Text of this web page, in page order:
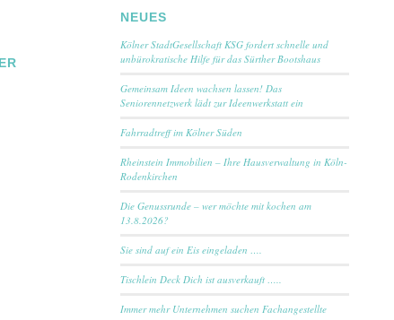
NEUES
Kölner StadtGesellschaft KSG fordert schnelle und
unbürokratische Hilfe für das Sürther Bootshaus
Gemeinsam Ideen wachsen lassen! Das
Seniorennetzwerk lädt zur Ideenwerkstatt ein
Fahrradtreff im Kölner Süden
Rheinstein Immobilien – Ihre Hausverwaltung in Köln-
Rodenkirchen
Die Genussrunde – wer möchte mit kochen am
13.8.2026?
Sie sind auf ein Eis eingeladen ….
Tischlein Deck Dich ist ausverkauft …..
Immer mehr Unternehmen suchen Fachangestellte